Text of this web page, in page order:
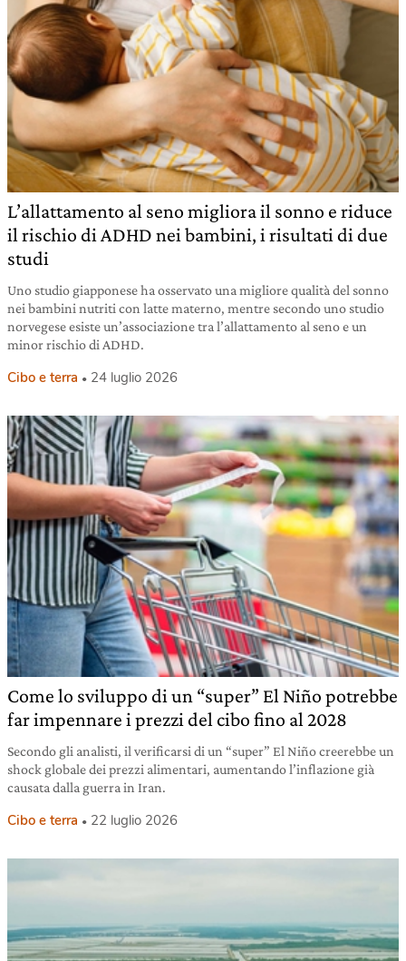
L’allattamento al seno migliora il sonno e riduce
il rischio di ADHD nei bambini, i risultati di due
studi
Uno studio giapponese ha osservato una migliore qualità del sonno
nei bambini nutriti con latte materno, mentre secondo uno studio
norvegese esiste un’associazione tra l’allattamento al seno e un
minor rischio di ADHD.
Cibo e terra 24 luglio 2026
Come lo sviluppo di un “super” El Niño potrebbe
far impennare i prezzi del cibo fino al 2028
Secondo gli analisti, il verificarsi di un “super” El Niño creerebbe un
shock globale dei prezzi alimentari, aumentando l’inflazione già
causata dalla guerra in Iran.
Cibo e terra 22 luglio 2026